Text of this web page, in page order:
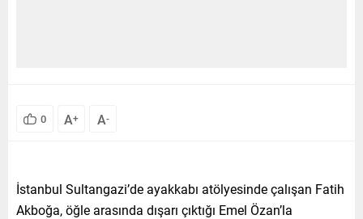
0 A+ A-
İstanbul Sultangazi’de ayakkabı atölyesinde çalışan Fatih
Akboğa, öğle arasında dışarı çıktığı Emel Özan’la